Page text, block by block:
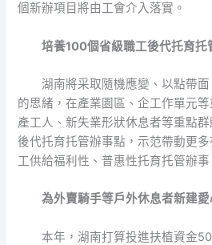
個新辦項目將由工會介入落實。
培養100個省級職工後代托育托
湖南將采取隨機應變、以點帶
的思緒，在產業園區、企工作單元
產工人、新失業形狀休息者等重點
後代托育托管辦事點，示范帶動更
工供給福利性、普惠性托育托管辦事
為外賣騎手等戶外休息者新建
本年，湖南打算投進扶植資金